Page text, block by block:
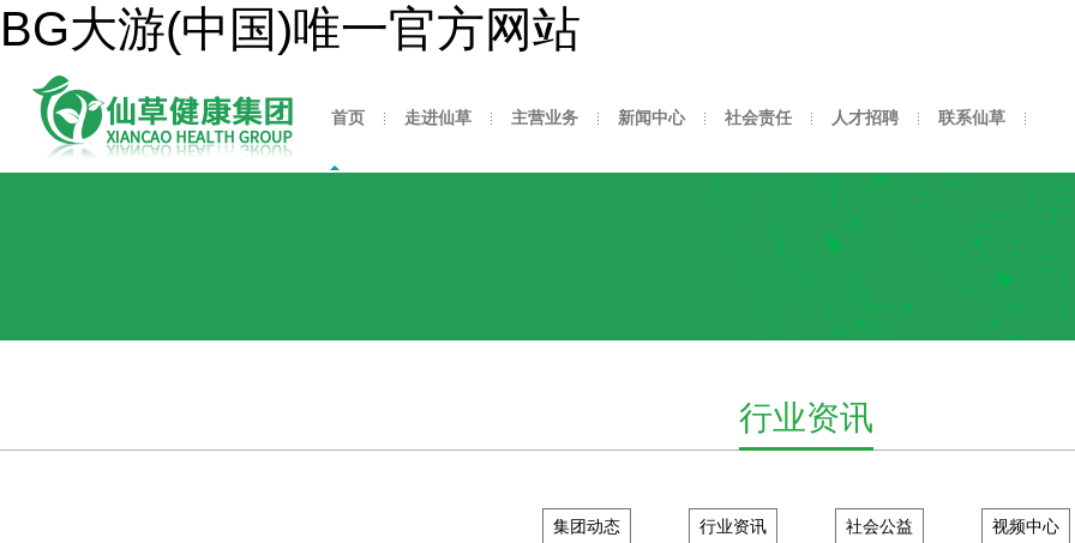
BG大游(中国)唯一官方网站
首页 走进仙草 主营业务 新闻中心 社会责任 人才招聘 联系仙草
行业资讯
集团动态 行业资讯 社会公益 视频中心